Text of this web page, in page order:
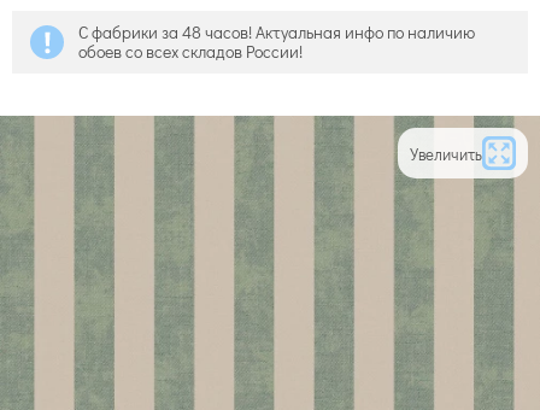
С фабрики за 48 часов! Актуальная инфо по наличию
обоев со всех складов России!
Увеличить